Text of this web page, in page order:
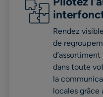
Rendez
de
dans toute
la
locales grâce